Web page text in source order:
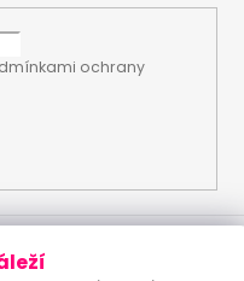
ochrany
studio: